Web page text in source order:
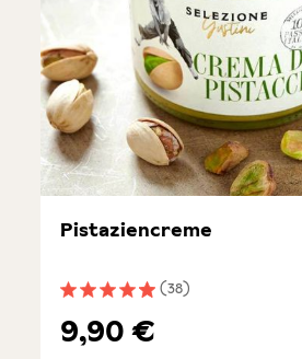
Durchschnittliche Bewertung
(38)
Pistaziencreme
9,90 €